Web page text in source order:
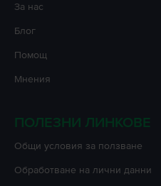
За нас
Блог
Помощ
Мнения
ПОЛЕЗНИ ЛИНКОВЕ
Oбщи условия за ползване
Oбработване на лични данни